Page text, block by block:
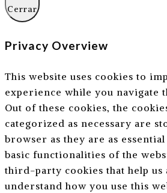
Cerrar
Privacy Overview
This website uses cookies to
experience while you navigate
Out of these cookies, the
categorized as necessary are
browser as they are as
basic functionalities of the
third-party cookies that help us
understand how you use this